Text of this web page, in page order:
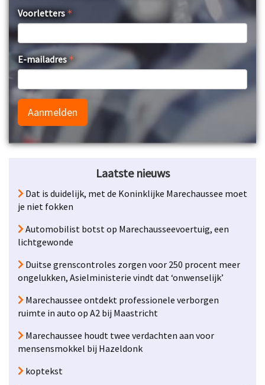
Voorletters
E-mailadres
Aanmelden
Laatste nieuws
Dat is duidelijk, met de Koninklijke Marechaussee moet
je niet fokken
Automobilist botst op Marechausseevoertuig, een
lichtgewonde
Duitse grenscontroles zorgen voor 250 procent meer
ongelukken, Asielministerie vindt dat ‘onwenselijk’
Marechaussee ontdekt professionele verborgen
ruimte in auto op A2 bij Maastricht
Marechaussee houdt twee verdachten aan voor
mensensmokkel bij Hazeldonk
koptekst